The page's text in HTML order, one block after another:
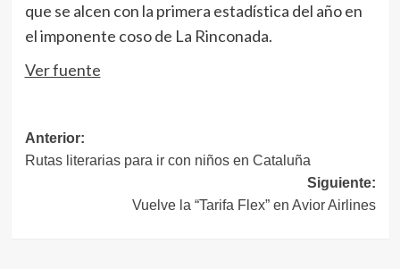
que se alcen con la primera estadística del año en
el imponente coso de La Rinconada.
Ver fuente
Navegación
de
entradas
Anterior:
Rutas literarias para ir con niños en Cataluña
Siguiente:
Vuelve la “Tarifa Flex” en Avior Airlines